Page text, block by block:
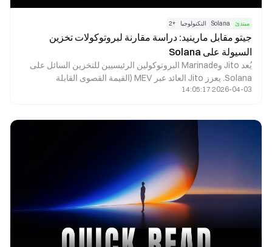
مبتدئ Solana التكنولوجيا +
2
جيتو مقابل مارينيد: دراسة مقارنة لبروتوكولات تخزين
السيولة على Solana
يُعد Jito وMarinade البروتوكولين الرئيسيين للتخزين السائل على
Solana. يعزز Jito العائد عبر MEV (القيمة القصوى القابلة
للاستخراج)، ويخدم المستخدمين الذين يبحثون عن عوائد مرتفعة.
2026-04-03 14:05:17